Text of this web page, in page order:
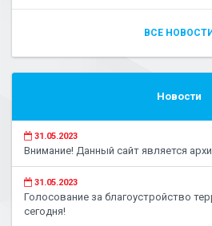
ВСЕ НОВОСТИ
Новости
31.05.2023
Внимание! Данный сайт является
31.05.2023
Голосование за благоустройство
сегодня!